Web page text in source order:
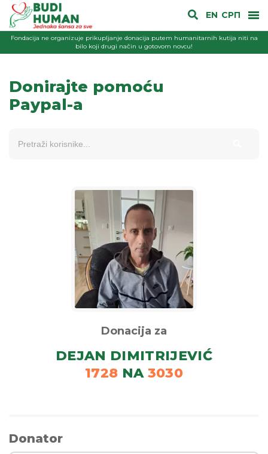
EN СРП
Fondacija ne organizuje prikupljanje donacija putem humanitarnih kutija niti na
bilo koji drugi način u gotovom novcu!
Donirajte pomoću
Paypal-a
Donacija za
DEJAN DIMITRIJEVIĆ
1728 NA 3030
Donator